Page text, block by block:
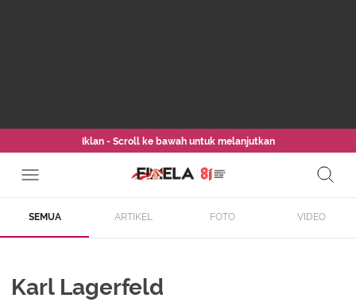
Iklan - Scroll ke bawah untuk melanjutkan
SEMUA ARTIKEL FOTO VIDEO
Karl Lagerfeld